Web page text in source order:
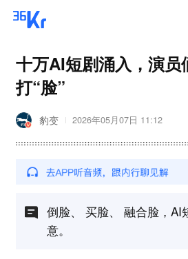
十万AI短剧涌入，演员
打“脸”
豹变 2026年05月07日 11:12
倒脸、 买脸、 融合脸，AI
意。